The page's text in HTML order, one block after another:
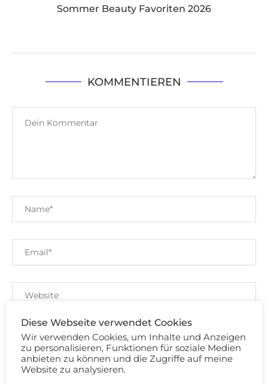
Sommer Beauty Favoriten 2026
KOMMENTIEREN
Speichere meinen Namen, Email und Website
für meinen nächsten Kommentar.
Mit der Nutzung dieses Formulars erklärst du dich mit der
Speicherung und Verarbeitung deiner Daten durch diese
Diese Webseite verwendet Cookies
Wir verwenden Cookies, um Inhalte und Anzeigen
zu personalisieren, Funktionen für soziale Medien
anbieten zu können und die Zugriffe auf meine
Website zu analysieren.